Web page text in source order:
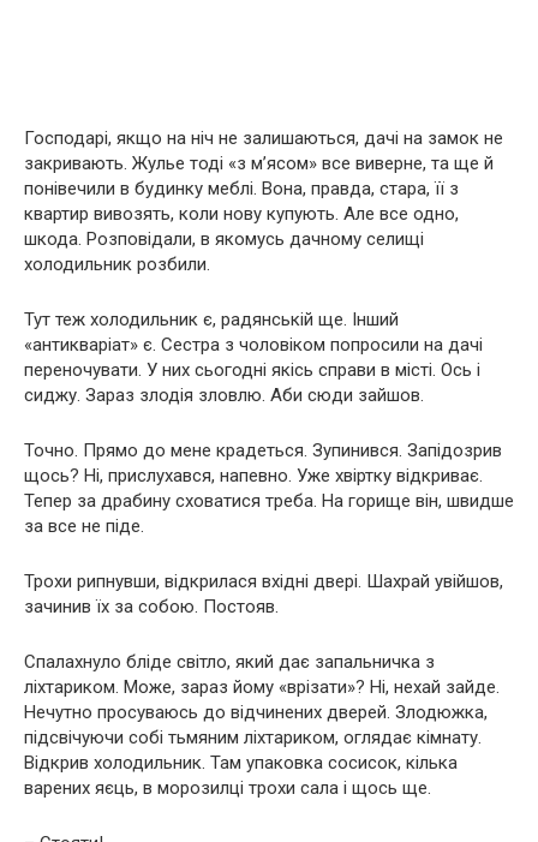
Господарі, якщо на ніч не залишаються, дачі на замок не
закривають. Жулье тоді «з м’ясом» все виверне, та ще й
понівечили в будинку меблі. Вона, правда, стара, її з
квартир вивозять, коли нову купують. Але все одно,
шкода. Розповідали, в якомусь дачному селищі
холодильник розбили.
Тут теж холодильник є, радянській ще. Інший
«антикваріат» є. Сестра з чоловіком попросили на дачі
переночувати. У них сьогодні якісь справи в місті. Ось і
сиджу. Зараз злодія зловлю. Аби сюди зайшов.
Точно. Прямо до мене крадеться. Зупинився. Запідозрив
щось? Ні, прислухався, напевно. Уже хвіртку відкриває.
Тепер за драбину сховатися треба. На горище він, швидше
за все не піде.
Трохи рипнувши, відкрилася вхідні двері. Шахрай увійшов,
зачинив їх за собою. Постояв.
Спалахнуло бліде світло, який дає запальничка з
ліхтариком. Може, зараз йому «врізати»? Ні, нехай зайде.
Нечутно просуваюсь до відчинених дверей. Злодюжка,
підсвічуючи собі тьмяним ліхтариком, оглядає кімнату.
Відкрив холодильник. Там упаковка сосисок, кілька
варених яєць, в морозилці трохи сала і щось ще.